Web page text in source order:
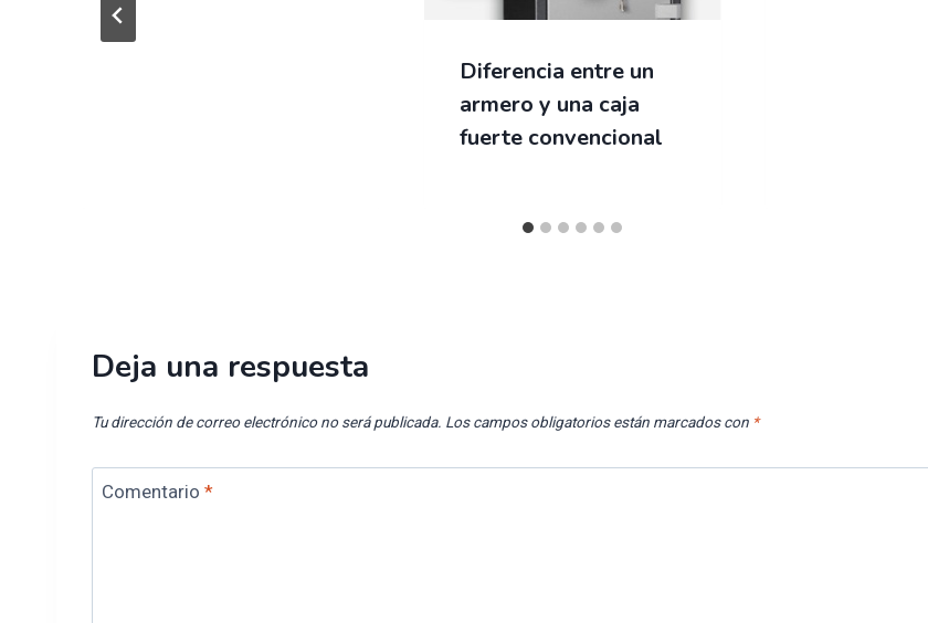
Diferencia entre un
armero y una caja
fuerte convencional
Deja una respuesta
Tu dirección de correo electrónico no será publicada. Los campos obligatorios están marcados con *
Comentario *